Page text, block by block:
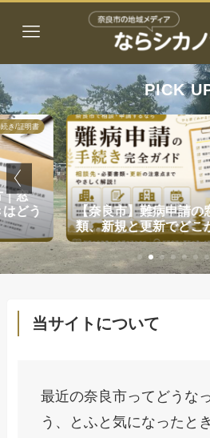
PICK
き/証明書
｜窓
どう
【奈良市】難病申請の
類、新規と更新でどこ
当サイトについて
最近の奈良市ってどうな
う、とふと気になったと